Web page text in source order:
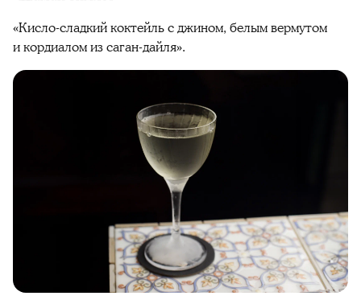
«Кисло-сладкий коктейль с джином, белым вермутом
и кордиалом из саган-дайля».